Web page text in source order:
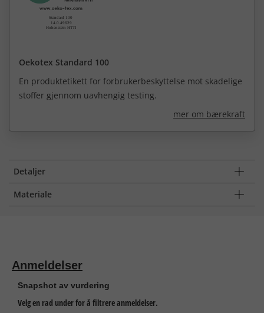
Oekotex Standard 100
En produktetikett for forbrukerbeskyttelse mot skadelige
stoffer gjennom uavhengig testing.
mer om bærekraft
Detaljer
Materiale